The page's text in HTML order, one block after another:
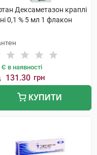
Дексаметазон краплі
0,1 % 5 мл 1 флакон
Є в наявності
131.30 грн
КУПИТИ